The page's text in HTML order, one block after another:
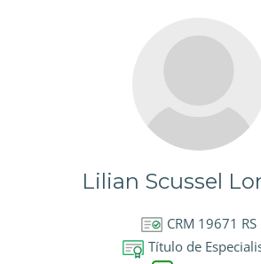
Lilian Scussel
CRM 19671 RS
Título de